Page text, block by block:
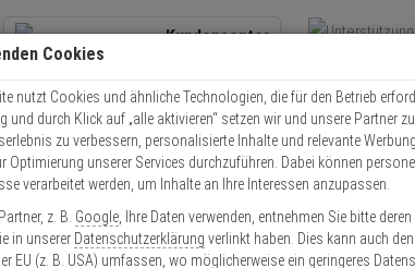
Kundencenter
Kontaktservice nutzen
Mo. - Do.: 8:00 - 16:30 Fr. 8:00 - 14:00 Uhr
Zutritt Einbruch
2N IP Verso Montageplatte, 3x3 Module
Cookies
nutzt Cookies und ähnliche Technologien, die für den Betrieb
und durch Klick auf „alle aktivieren“ setzen wir und unsere Partner
zu verbessern, personalisierte Inhalte und relevante
Optimierung unserer Services durchzuführen. Dabei können
verarbeitet werden, um Inhalte an Ihre Interessen anzupassen.
z. B. Google , Ihre Daten verwenden, entnehmen Sie bitte
in unserer Datenschutzerklärung verlinkt haben. Dies kann auch
EU (z. B. USA) umfassen, wo möglicherweise ein geringeres